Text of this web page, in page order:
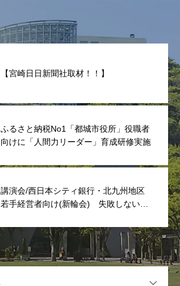
【宮崎日日新聞社取材！！】
ふるさと納税No1「都城市役所」役職者
向けに「人間力リーダー」育成研修実施
講演会/西日本シティ銀行・北九州地区
若手経営者向け(新輪会) 失敗しない次